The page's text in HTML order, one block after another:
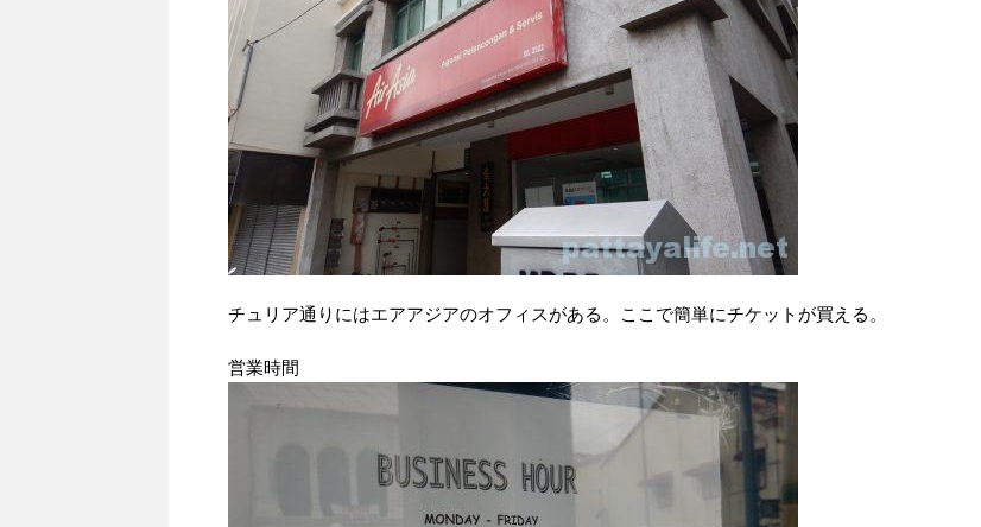
チュリア通りにはエアアジアのオフィスがある。ここで簡単にチケットが買える。
営業時間